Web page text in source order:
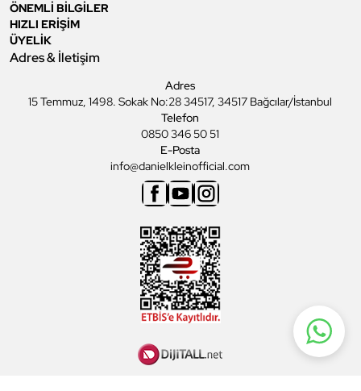
ÖNEMLİ BİLGİLER
HIZLI ERİŞİM
ÜYELİK
Adres & İletişim
Adres
15 Temmuz, 1498. Sokak No:28 34517, 34517 Bağcılar/İstanbul
Telefon
0850 346 50 51
E-Posta
info@danielkleinofficial.com
Facebook
YoutubeInstagram